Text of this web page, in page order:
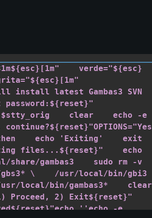
verde="${esc}
install latest Gambas3 SVN
clear    echo -e
then    echo 'Exiting'    exit
files...${reset}"    echo
gambas3    sudo rm -v
\    /usr/local/bin/gbi3
local/bin/gambas3*    clear
Proceed, 2) Exit${reset}"
''echo -e
Copia